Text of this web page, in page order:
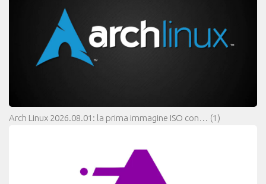
Arch Linux 2026.08.01: la prima immagine ISO con… (1)